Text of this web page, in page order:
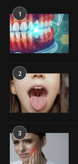
1
2
3